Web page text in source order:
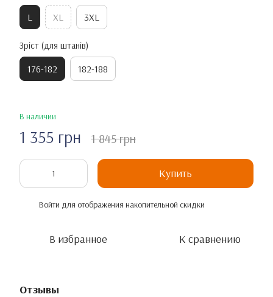
L XL 3XL
Зріст (для штанів)
176-182 182-188
В наличии
1 355 грн 1 845 грн
Купить
Войти для отображения накопительной скидки
В избранное К сравнению
Отзывы